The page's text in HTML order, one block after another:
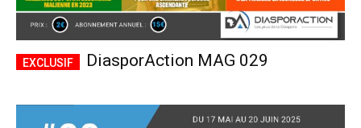
DiasporAction MAG 029